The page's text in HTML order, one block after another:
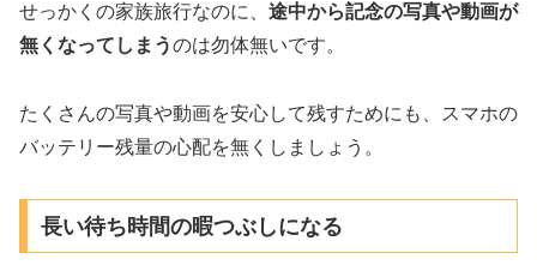
せっかくの家族旅行なのに、 途中から記念の写真や動画が
無くなってしまうのは勿体無いです。
たくさんの写真や動画を安心して残すためにも、スマホの
バッテリー残量の心配を無くしましょう。
長い待ち時間の暇つぶしになる